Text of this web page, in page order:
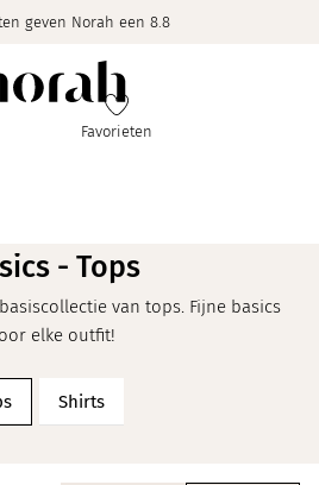
geven Norah een 8.8
Favorieten
- Tops
van tops. Fijne basics
elke outfit!
Shirts